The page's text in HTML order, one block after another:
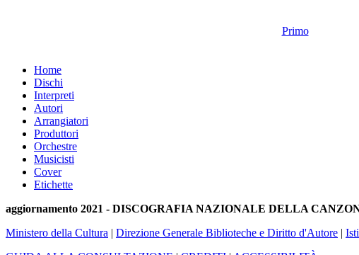
Primo
Home
Dischi
Interpreti
Autori
Arrangiatori
Produttori
Orchestre
Musicisti
Cover
Etichette
aggiornamento 2021 - DISCOGRAFIA NAZIONALE DELLA
Ministero della Cultura | Direzione Generale Biblioteche e Diritto d'Autore |